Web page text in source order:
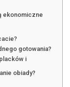
ekonomiczne
gotowania?
i
obiady?